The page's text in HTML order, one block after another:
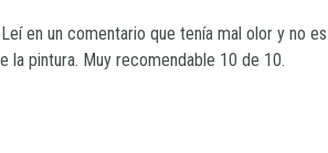
en un comentario que tenía mal olor y no
pintura. Muy recomendable 10 de 10.